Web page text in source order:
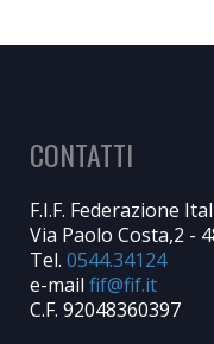
CONTATTI
F.I.F. Federazione
Via Paolo Costa,2 -
Tel. 0544.34124
e-mail
C.F. 92048360397